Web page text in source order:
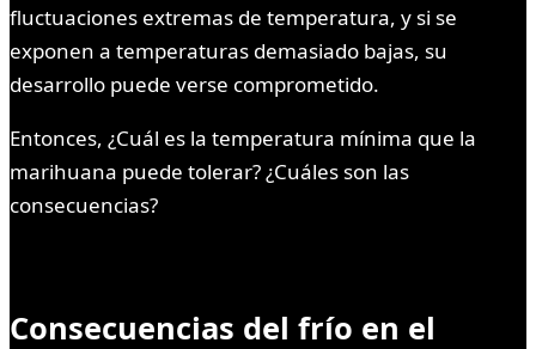
fluctuaciones extremas de temperatura, y si se
exponen a temperaturas demasiado bajas, su
desarrollo puede verse comprometido.
Entonces, ¿Cuál es la temperatura mínima que la
marihuana puede tolerar? ¿Cuáles son las
consecuencias?
Consecuencias del frío en el